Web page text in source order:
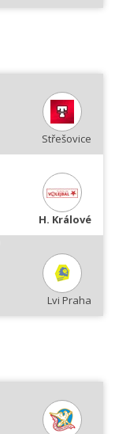
Střešovice
H. Králové
Lvi Praha